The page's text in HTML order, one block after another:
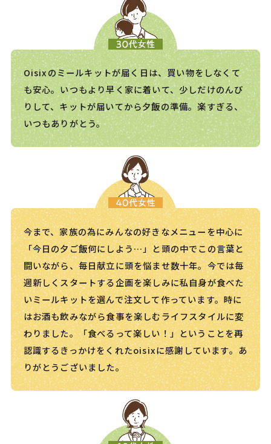
Oisixのミールキットが届く日は、買い物をしなくて
も安心。いつもより早く家に着いて、少しだけのんび
りして、キットが届いてから夕飯の準備。楽すぎる、
いつもありがとう。
今まで、家族の為にみんなの好きなメニューを中心に
「今日の夕ご飯何にしよう…」と頭の中でこの言葉と
闘いながら、毎日献立に頭を悩ませ数十年。今では毎
週新しくスタートする企画を楽しみに私自身が食べた
いミールキットを選んで注文して作っています。時に
はお酒も飲みながら食事を楽しむライフスタイルに変
わりました。「食べるって楽しい！」ということを再
認識するきっかけをくれたoisixに感謝しています。あ
りがとうございました。